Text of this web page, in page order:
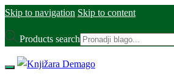
Skip to navigation Skip to content
Products search